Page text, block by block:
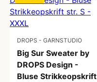
DROPS - GARNSTUDIO
Big Sur Sweater by
DROPS Design -
Bluse Strikkeopskrift